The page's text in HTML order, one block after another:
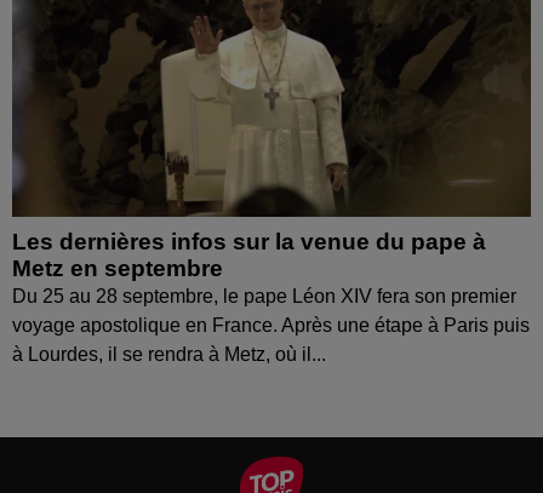
Les dernières infos sur la venue du pape à
Metz en septembre
Du 25 au 28 septembre, le pape Léon XIV fera son premier
voyage apostolique en France. Après une étape à Paris puis
à Lourdes, il se rendra à Metz, où il...